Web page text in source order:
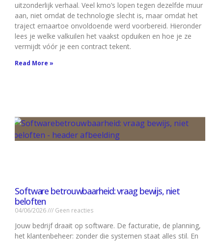
uitzonderlijk verhaal. Veel kmo’s lopen tegen dezelfde muur
aan, niet omdat de technologie slecht is, maar omdat het
traject ernaartoe onvoldoende werd voorbereid. Hieronder
lees je welke valkuilen het vaakst opduiken en hoe je ze
vermijdt vóór je een contract tekent.
Read More »
Software betrouwbaarheid: vraag bewijs, niet
beloften
04/06/2026 Geen reacties
Jouw bedrijf draait op software. De facturatie, de planning,
het klantenbeheer: zonder die systemen staat alles stil. En